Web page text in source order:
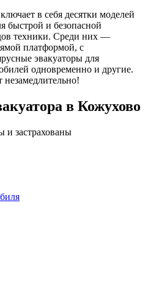
в себя десятки моделей
быстрой и безопасной
техники. Среди них —
платформой, с
эвакуаторы для
одновременно и другие.
в Кожухово
и застрахованы